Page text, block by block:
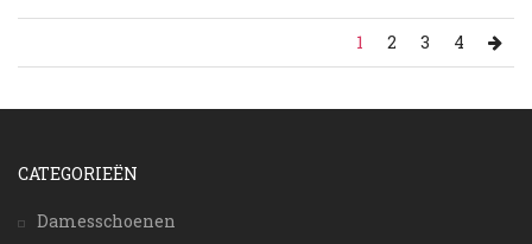
1 2 3 4
CATEGORIEËN
Damesschoenen